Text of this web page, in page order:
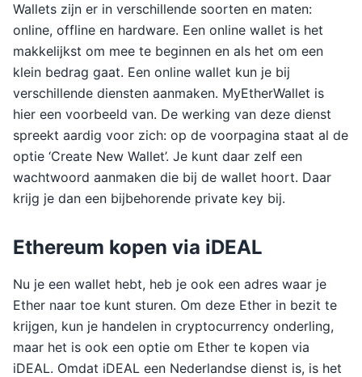
Wallets zijn er in verschillende soorten en maten:
online, offline en hardware. Een online wallet is het
makkelijkst om mee te beginnen en als het om een
klein bedrag gaat. Een online wallet kun je bij
verschillende diensten aanmaken. MyEtherWallet is
hier een voorbeeld van. De werking van deze dienst
spreekt aardig voor zich: op de voorpagina staat al de
optie ‘Create New Wallet’. Je kunt daar zelf een
wachtwoord aanmaken die bij de wallet hoort. Daar
krijg je dan een bijbehorende private key bij.
Ethereum kopen via iDEAL
Nu je een wallet hebt, heb je ook een adres waar je
Ether naar toe kunt sturen. Om deze Ether in bezit te
krijgen, kun je handelen in cryptocurrency onderling,
maar het is ook een optie om Ether te kopen via
iDEAL. Omdat iDEAL een Nederlandse dienst is, is het